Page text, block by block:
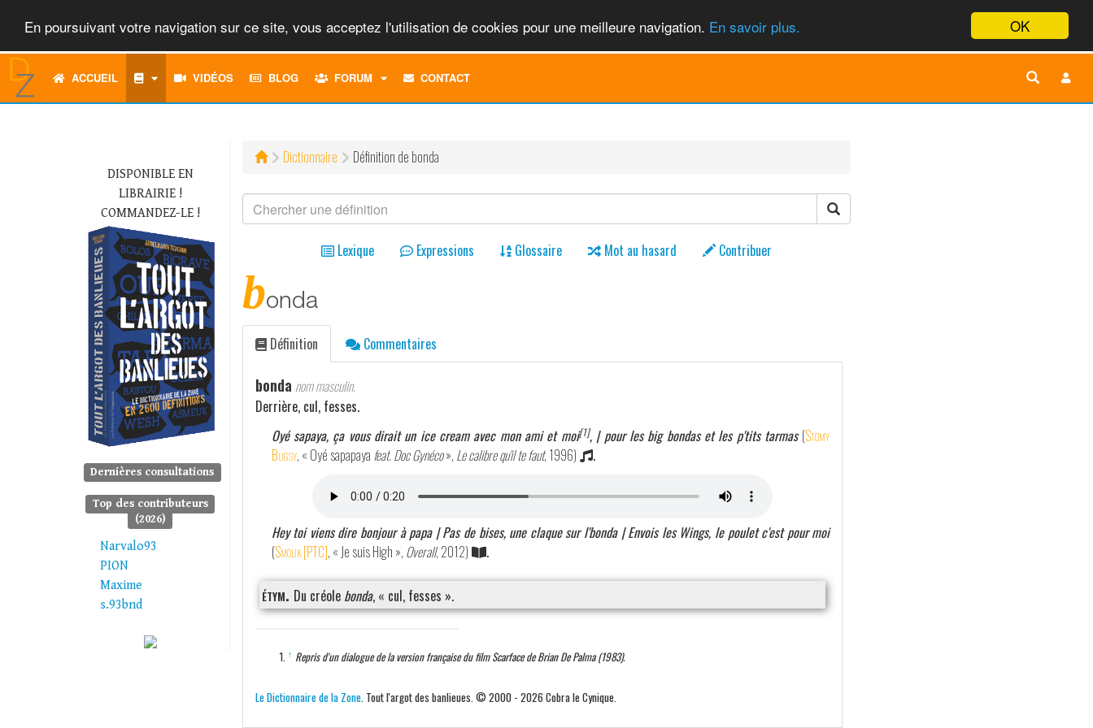
OK
En poursuivant votre navigation sur ce site, vous acceptez l'utilisation de cookies pour une meilleure navigation. En savoir plus.
ACCUEIL VIDÉOS BLOG FORUM
TOGGLECONTACT
DISPONIBLE EN
LIBRAIRIE !
COMMANDEZ-LE !
Dernières consultations
Top des contributeurs
(2026)
Narvalo93
PION
Maxime
s.93bnd
Dictionnaire Définition de bonda
Lexique Expressions Glossaire Mot au hasard Contribuer
bonda
Définition Commentaires
bonda nom masculin.
Derrière, cul, fesses.
Oyé sapaya, ça vous dirait un ice cream avec mon ami et moi[1], | pour les big bondas et les p'tits tarmas (Stomy
Bugsy, « Oyé sapapaya feat. Doc Gynéco», Le calibre qu'il te faut, 1996) .
Hey toi viens dire bonjour à papa | Pas de bises, une claque sur l'bonda | Envois les Wings, le poulet c'est pour moi
(Smolik [PTC], « Je suis High », Overall, 2012) .
étym. Du créole bonda, « cul, fesses ».
↑ Repris d'un dialogue de la version française du film Scarface de Brian De Palma (1983).
Le Dictionnaire de la Zone. Tout l'argot des banlieues. © 2000 - 2026 Cobra le Cynique.